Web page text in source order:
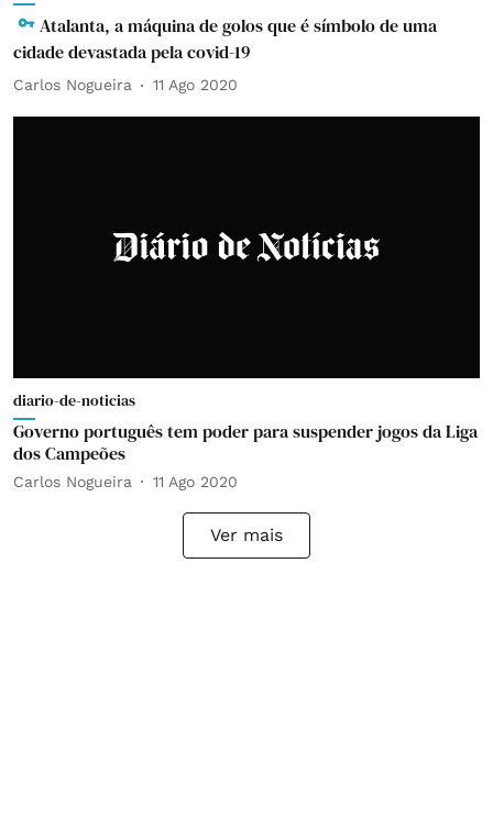
Atalanta, a máquina de golos que é símbolo de uma
cidade devastada pela covid-19
Carlos Nogueira 11 Ago 2020
diario-de-noticias
Governo português tem poder para suspender jogos da Liga
dos Campeões
Carlos Nogueira 11 Ago 2020
Ver mais